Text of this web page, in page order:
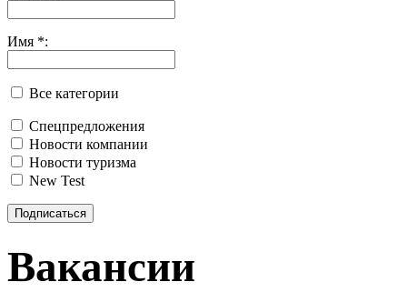
Имя *:
Все категории
Спецпредложения
Новости компании
Новости туризма
New Test
Подписаться
Вакансии